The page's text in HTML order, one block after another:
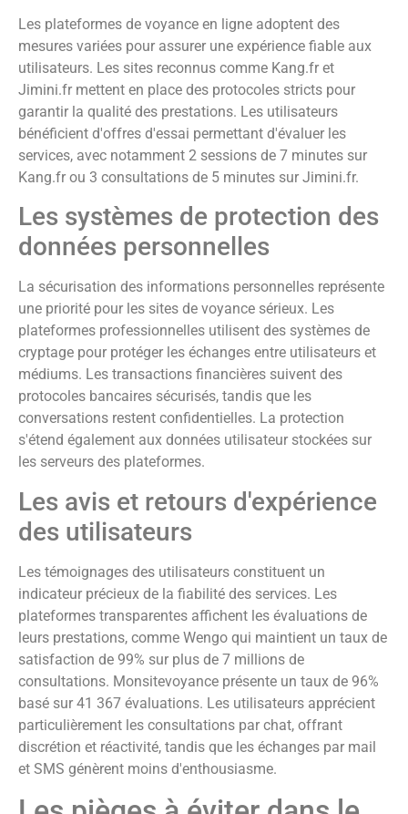
Les plateformes de voyance en ligne adoptent des
mesures variées pour assurer une expérience fiable aux
utilisateurs. Les sites reconnus comme Kang.fr et
Jimini.fr mettent en place des protocoles stricts pour
garantir la qualité des prestations. Les utilisateurs
bénéficient d'offres d'essai permettant d'évaluer les
services, avec notamment 2 sessions de 7 minutes sur
Kang.fr ou 3 consultations de 5 minutes sur Jimini.fr.
Les systèmes de protection des
données personnelles
La sécurisation des informations personnelles représente
une priorité pour les sites de voyance sérieux. Les
plateformes professionnelles utilisent des systèmes de
cryptage pour protéger les échanges entre utilisateurs et
médiums. Les transactions financières suivent des
protocoles bancaires sécurisés, tandis que les
conversations restent confidentielles. La protection
s'étend également aux données utilisateur stockées sur
les serveurs des plateformes.
Les avis et retours d'expérience
des utilisateurs
Les témoignages des utilisateurs constituent un
indicateur précieux de la fiabilité des services. Les
plateformes transparentes affichent les évaluations de
leurs prestations, comme Wengo qui maintient un taux de
satisfaction de 99% sur plus de 7 millions de
consultations. Monsitevoyance présente un taux de 96%
basé sur 41 367 évaluations. Les utilisateurs apprécient
particulièrement les consultations par chat, offrant
discrétion et réactivité, tandis que les échanges par mail
et SMS génèrent moins d'enthousiasme.